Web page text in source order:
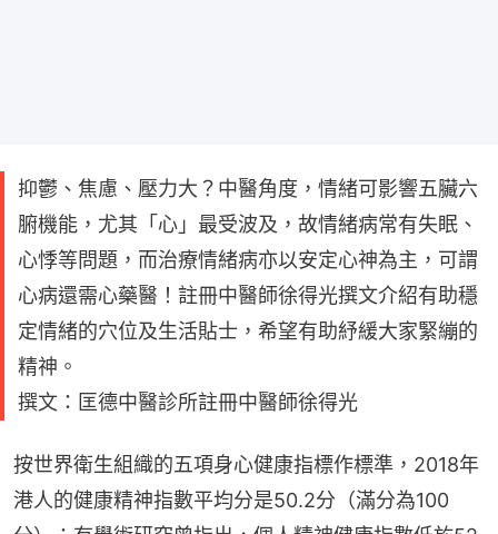
抑鬱、焦慮、壓力大？中醫角度，情緒可影響五臟六
腑機能，尤其「心」最受波及，故情緒病常有失眠、
心悸等問題，而治療情緒病亦以安定心神為主，可謂
心病還需心藥醫！註冊中醫師徐得光撰文介紹有助穩
定情緒的穴位及生活貼士，希望有助紓緩大家緊繃的
精神。
撰文：匡德中醫診所註冊中醫師徐得光
按世界衛生組織的五項身心健康指標作標準，2018年
港人的健康精神指數平均分是50.2分（滿分為100